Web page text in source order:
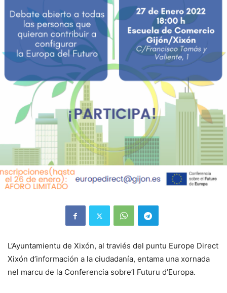
L’Ayuntamientu de Xixón, al traviés del puntu Europe Direct
Xixón d’información a la ciudadanía, entama una xornada
nel marcu de la Conferencia sobre’l Futuru d’Europa.